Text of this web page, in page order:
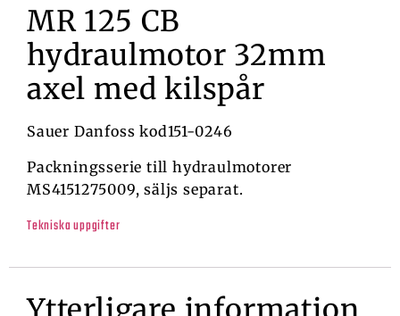
MR 125 CB
hydraulmotor 32mm
axel med kilspår
Sauer Danfoss kod151-0246
Packningsserie till hydraulmotorer
MS4151275009, säljs separat.
Tekniska uppgifter